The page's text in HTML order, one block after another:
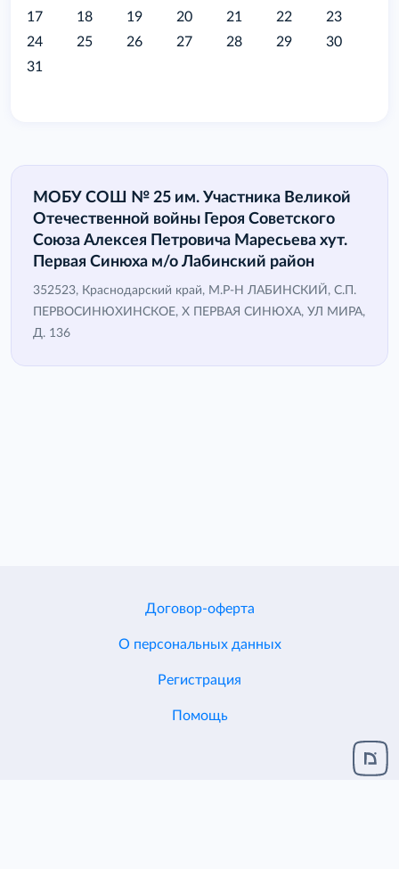
17
18 19 20 21 22
23
24
25 26 27 28 29
30
31
МОБУ СОШ № 25 им. Участника Великой
Отечественной войны Героя Советского
Союза Алексея Петровича Маресьева хут.
Первая Синюха м/о Лабинский район
352523, Краснодарский край, М.Р-Н ЛАБИНСКИЙ, С.П.
ПЕРВОСИНЮХИНСКОЕ, Х ПЕРВАЯ СИНЮХА, УЛ МИРА,
Д. 136
Договор-оферта
О персональных данных
Регистрация
Помощь